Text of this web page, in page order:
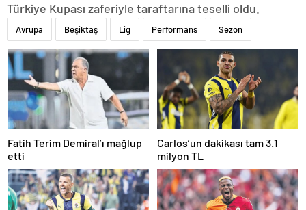
Türkiye Kupası zaferiyle taraftarına teselli oldu.
Avrupa Beşiktaş Lig Performans Sezon
Fatih Terim Demiral’ı mağlup
etti
Carlos’un dakikası tam 3.1
milyon TL